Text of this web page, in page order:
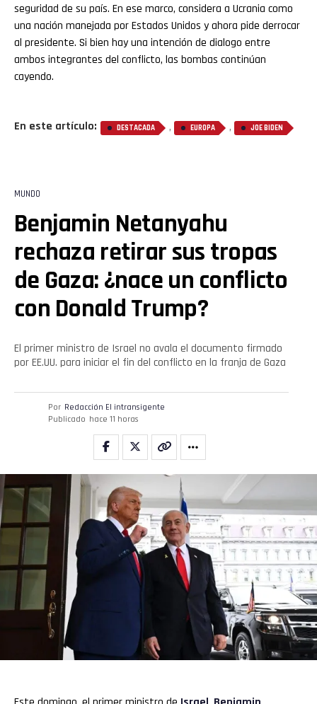
seguridad de su país. En ese marco, considera a Ucrania como
una nación manejada por Estados Unidos y ahora pide derrocar
al presidente. Si bien hay una intención de dialogo entre
ambos integrantes del conflicto, las bombas continúan
cayendo.
En este artículo: DESTACADA , EUROPA , JOE BIDEN
MUNDO
Benjamin Netanyahu
rechaza retirar sus tropas
de Gaza: ¿nace un conflicto
con Donald Trump?
El primer ministro de Israel no avala el documento firmado
por EE.UU. para iniciar el fin del conflicto en la franja de Gaza
Por Redacción El intransigente
Publicado hace 11 horas